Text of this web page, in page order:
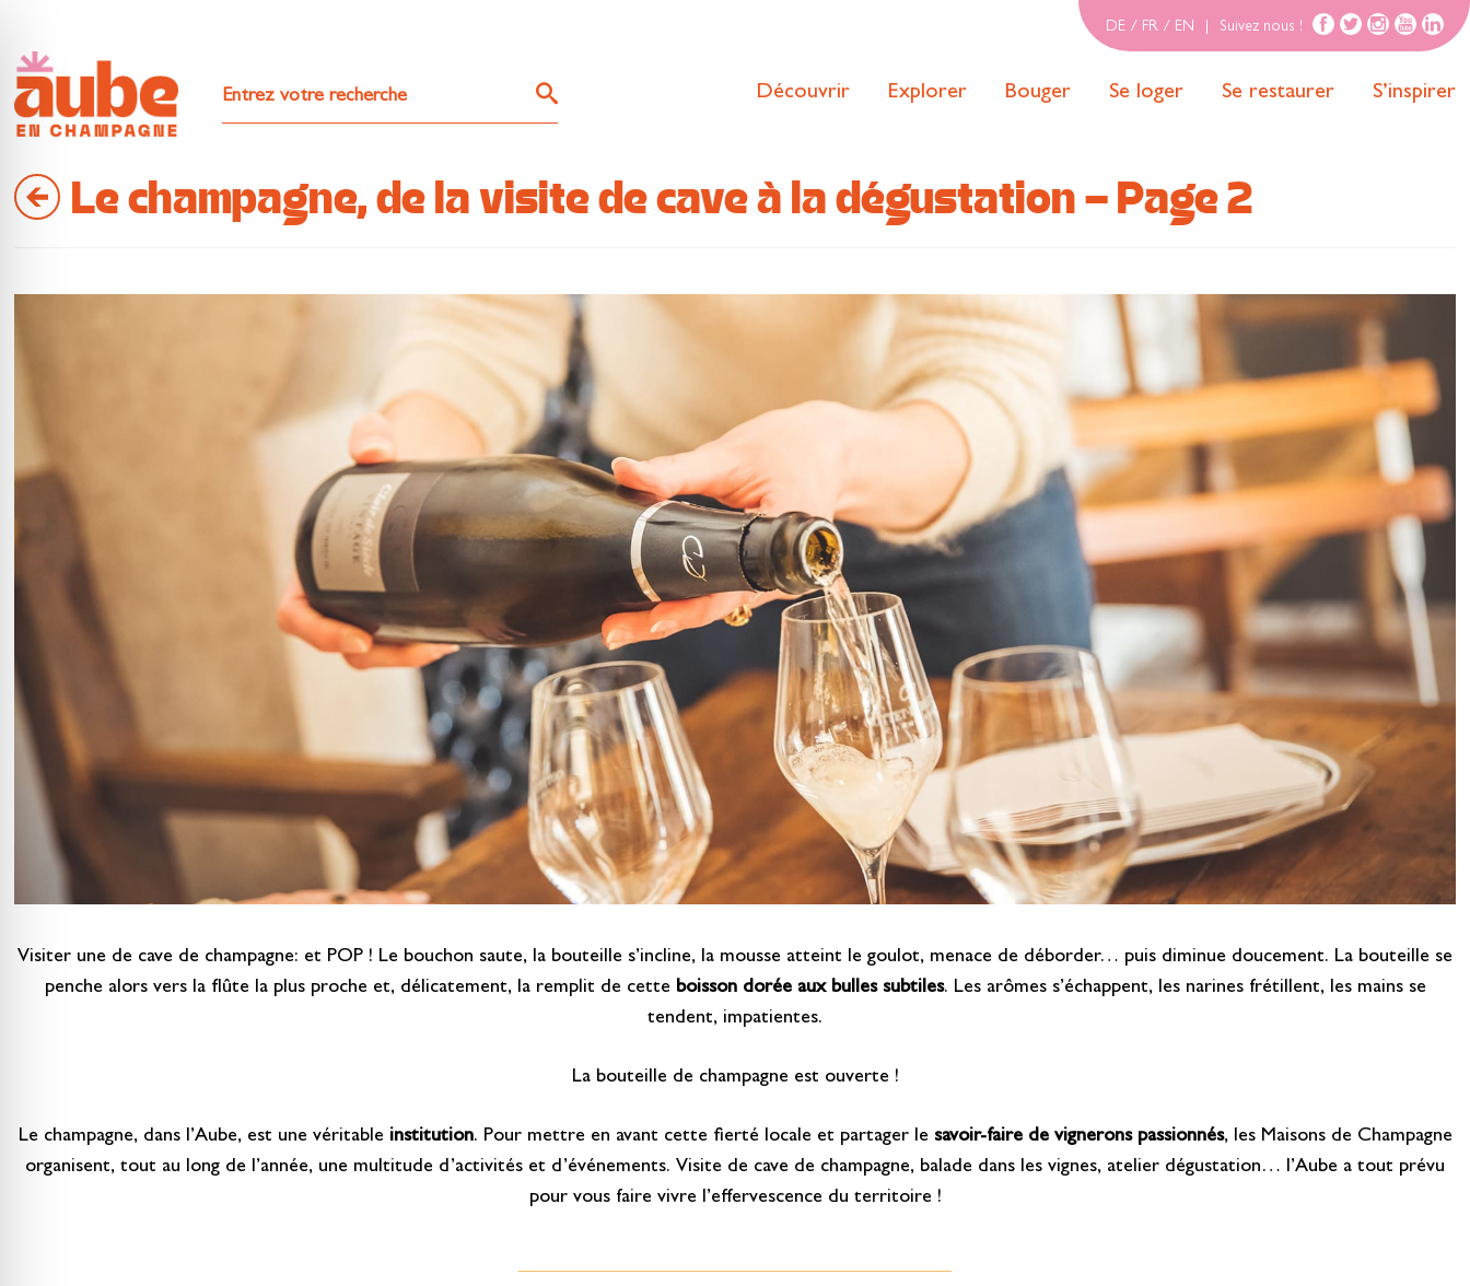
DE / FR / EN Suivez nous !
Découvrir Explorer Bouger Se loger Se restaurer S’inspirer
Le champagne, de la visite de cave à la dégustation - Page 2
Visiter une de cave de champagne: et POP ! Le bouchon saute, la bouteille s’incline, la mousse atteint le goulot, menace de déborder… puis diminue doucement. La bouteille se
penche alors vers la flûte la plus proche et, délicatement, la remplit de cette boisson dorée aux bulles subtiles. Les arômes s’échappent, les narines frétillent, les mains se
tendent, impatientes.
La bouteille de champagne est ouverte !
Le champagne, dans l’Aube, est une véritable institution. Pour mettre en avant cette fierté locale et partager le savoir-faire de vignerons passionnés, les Maisons de Champagne
organisent, tout au long de l’année, une multitude d’activités et d’événements. Visite de cave de champagne, balade dans les vignes, atelier dégustation… l’Aube a tout prévu
pour vous faire vivre l’effervescence du territoire !